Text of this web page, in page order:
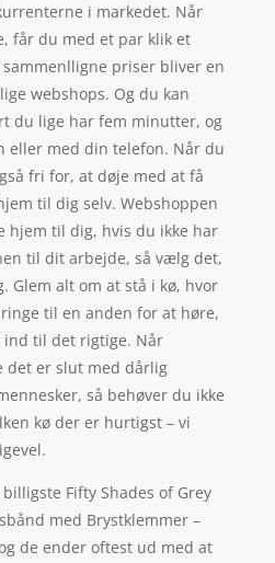
i markedet. Når
får du med et par klik et
priser bliver en
webshops. Og du kan
du lige har fem minutter, og
eller med din telefon. Når du
fri for, at døje med at få
til dig selv. Webshoppen
hjem til dig, hvis du ikke har
til dit arbejde, så vælg det,
Glem alt om at stå i kø, hvor
til en anden for at høre,
ind til det rigtige. Når
det er slut med dårlig
så behøver du ikke
kø der er hurtigst – vi
Fifty Shades of Grey
med Brystklemmer –
de ender oftest ud med at